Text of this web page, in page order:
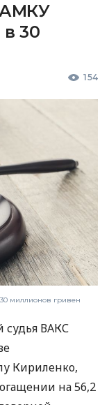
АМКУ
30
154
миллионов гривен
судья ВАКС
Кириленко,
на 56,2